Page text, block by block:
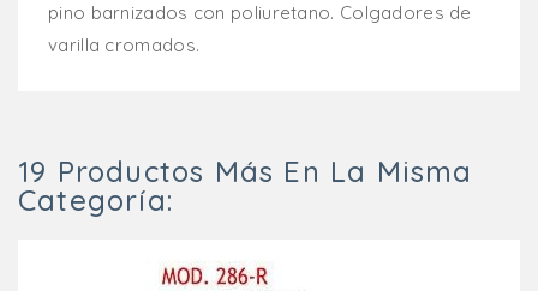
pino barnizados con poliuretano. Colgadores de
varilla cromados.
19 Productos Más En La Misma
Categoría: